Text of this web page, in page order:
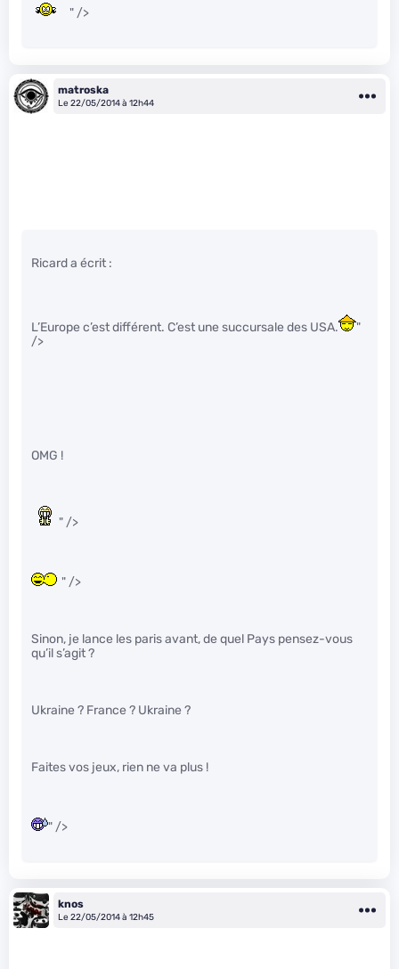
" />
matroska
Le 22/05/2014 à 12h44
Ricard a écrit :
L’Europe c’est différent. C’est une succursale des USA.
"
/>
OMG !
" />
" />
Sinon, je lance les paris avant, de quel Pays pensez-vous
qu’il s’agit ?
Ukraine ? France ? Ukraine ?
Faites vos jeux, rien ne va plus !
" />
knos
Le 22/05/2014 à 12h45